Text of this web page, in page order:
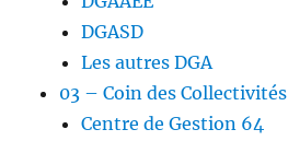
DGASD
Les autres DGA
03 – Coin des Collectivités
Centre de Gestion 64